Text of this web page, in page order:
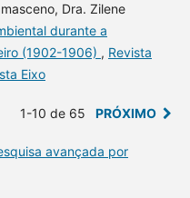
Dra. Zilene
durante a
(1902-1906) , Revista
Eixo
1-10 de 65 PRÓXIMO
avançada por